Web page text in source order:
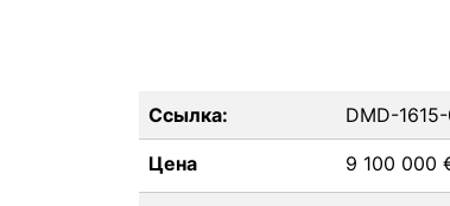
Ссылка: DMD-
Цена 9 100 000